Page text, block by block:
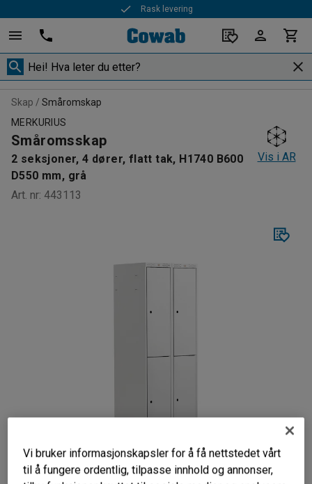
Rask levering
Skap
Småromskap
MERKURIUS
Småromsskap
2 seksjoner, 4 dører, flatt tak, H1740 B600
D550 mm, grå
Art. nr: 443113
Vis i AR
Vi bruker informasjonskapsler for å få nettstedet vårt
til å fungere ordentlig, tilpasse innhold og annonser,